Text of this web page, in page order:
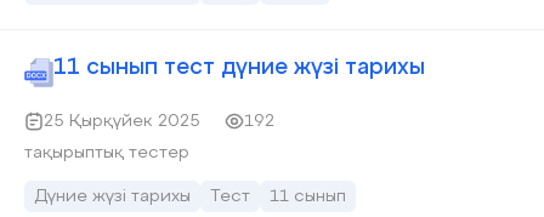
11 сынып тест дүние жүзі тарихы
25 Қырқүйек 2025
192
тақырыптық тестер
Дүние жүзі тарихы Тест 11 сынып